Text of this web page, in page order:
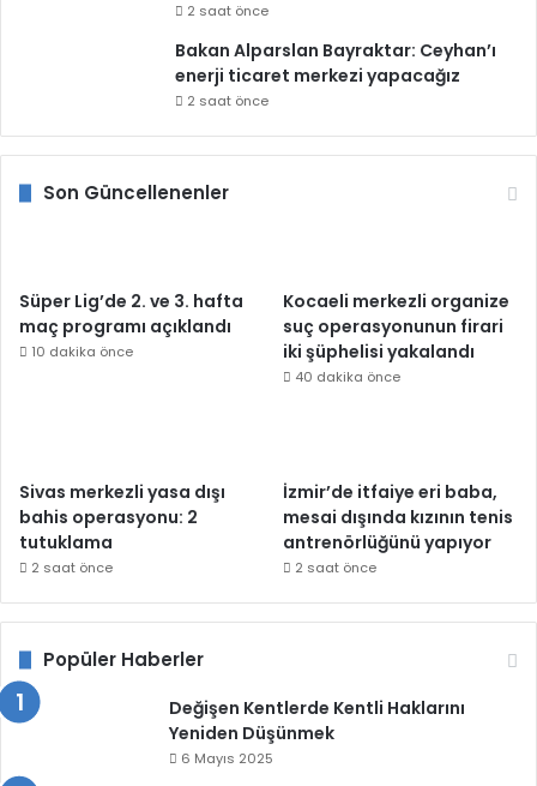
2 saat önce
Bakan Alparslan Bayraktar: Ceyhan’ı
enerji ticaret merkezi yapacağız
2 saat önce
Son Güncellenenler
Süper Lig’de 2. ve 3. hafta
maç programı açıklandı
10 dakika önce
Kocaeli merkezli organize
suç operasyonunun firari
iki şüphelisi yakalandı
40 dakika önce
Sivas merkezli yasa dışı
bahis operasyonu: 2
tutuklama
2 saat önce
İzmir’de itfaiye eri baba,
mesai dışında kızının tenis
antrenörlüğünü yapıyor
2 saat önce
Popüler Haberler
Değişen Kentlerde Kentli Haklarını
Yeniden Düşünmek
6 Mayıs 2025